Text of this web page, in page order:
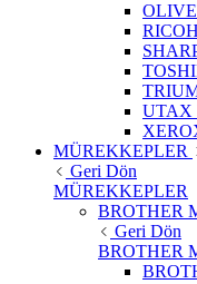
UTAX
MÜREKKEPLER
Geri Dön
MÜREKKEPLER
BROTHER
Geri Dön
BROTHER